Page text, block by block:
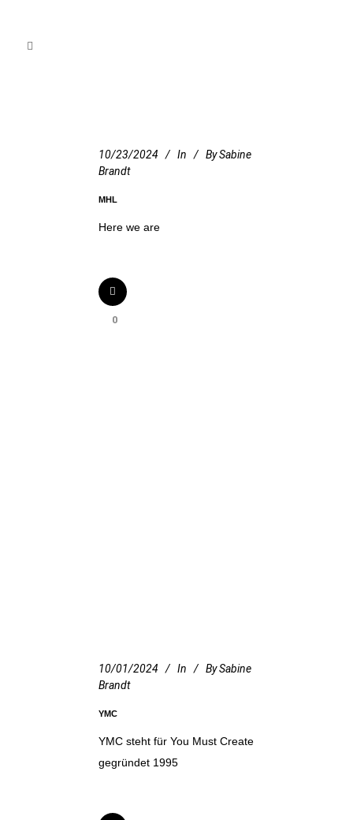
10/23/2024 In BySabine
Brandt
MHL
Here we are
0
10/01/2024 In BySabine
Brandt
YMC
YMC steht für You Must Create
gegründet 1995